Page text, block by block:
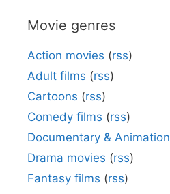
Movie genres
Action movies (rss)
Adult films (rss)
Cartoons (rss)
Comedy films (rss)
Documentary & Animation
Drama movies (rss)
Fantasy films (rss)